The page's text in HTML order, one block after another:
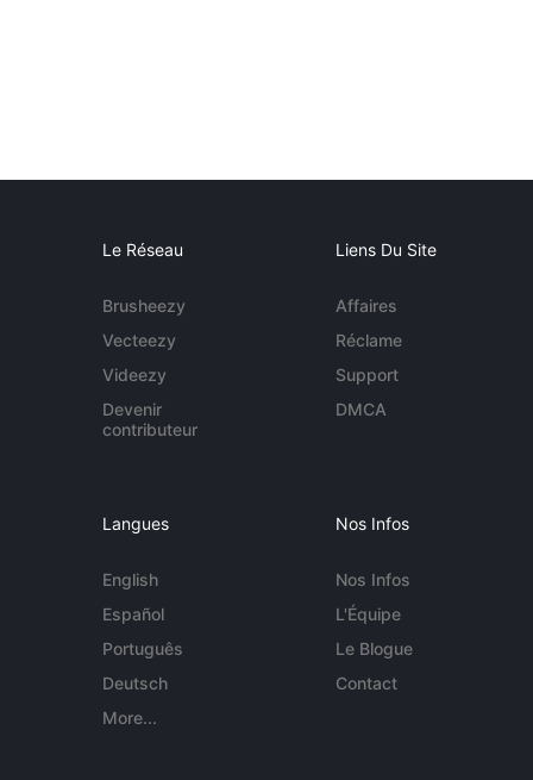
Le Réseau
Brusheezy
Vecteezy
Videezy
Devenir
contributeur
Liens Du Site
Affaires
Réclame
Support
DMCA
Langues
English
Español
Português
Deutsch
More...
Nos Infos
Nos Infos
L'Équipe
Le Blogue
Contact